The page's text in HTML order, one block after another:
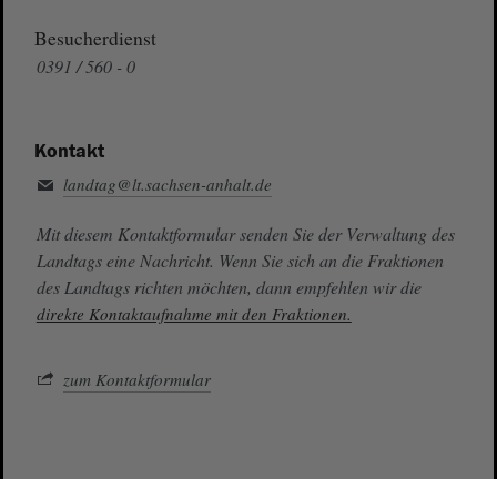
Besucherdienst
0391 / 560 - 0
Kontakt
landtag@lt.sachsen-anhalt.de
Mit diesem Kontaktformular senden Sie der Verwaltung des
Landtags eine Nachricht. Wenn Sie sich an die Fraktionen
des Landtags richten möchten, dann empfehlen wir die
direkte Kontaktaufnahme mit den Fraktionen.
zum Kontaktformular